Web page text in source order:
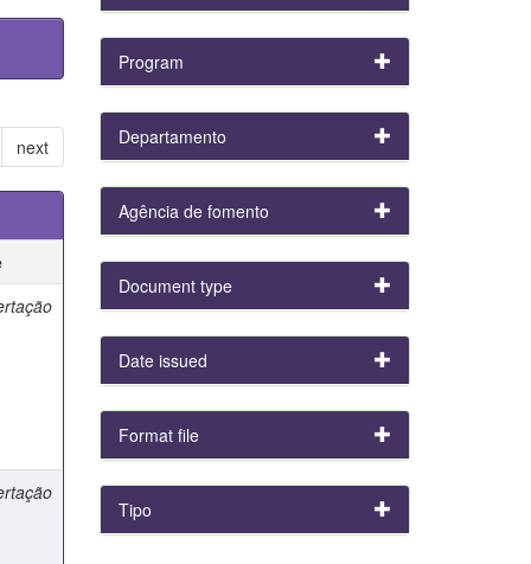
next
Program
Departamento
Agência de fomento
Document type
Date issued
Format file
Tipo